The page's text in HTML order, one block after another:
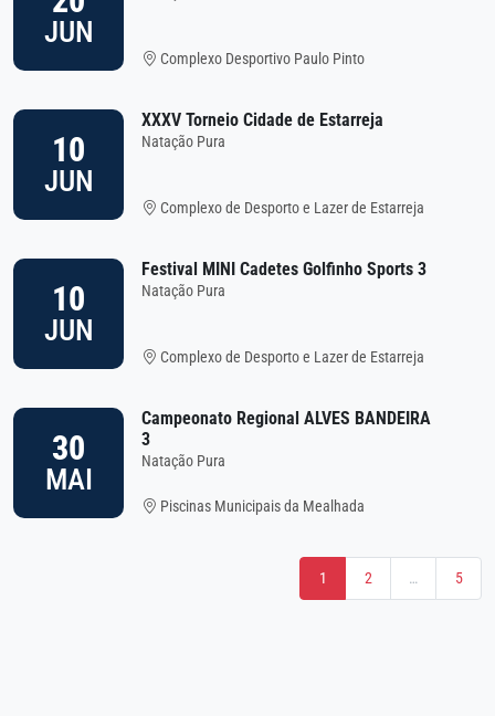
JUN
Complexo Desportivo Paulo Pinto
10
JUN
XXXV Torneio Cidade de Estarreja
Natação Pura
Complexo de Desporto e Lazer de Estarreja
10
JUN
Festival MINI Cadetes Golfinho Sports 3
Natação Pura
Complexo de Desporto e Lazer de Estarreja
30
MAI
Campeonato Regional ALVES BANDEIRA
3
Natação Pura
Piscinas Municipais da Mealhada
1 2 … 5